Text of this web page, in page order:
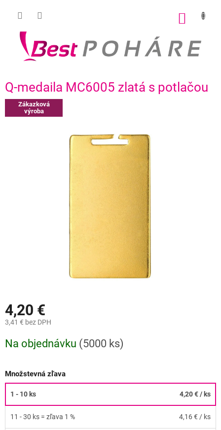
Q-medaila MC6005 zlatá s potlačou
Zákazková
výroba
4,20 €
3,41 € bez DPH
cena:
Na objednávku (5000 ks)
Množstevná zľava
1 - 10 ks 4,20 €/ ks
11 - 30 ks = zľava 1 % 4,16 € / ks